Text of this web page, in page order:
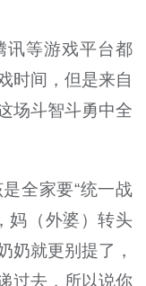
讯等游戏平台都
时间，但是来自
场斗智斗勇中全
全家要“统一战
妈（外婆）转头
奶就更别提了，
过去，所以说你